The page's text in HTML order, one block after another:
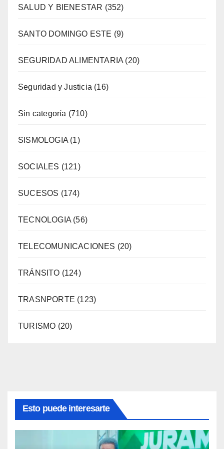
SALUD Y BIENESTAR (352)
SANTO DOMINGO ESTE (9)
SEGURIDAD ALIMENTARIA (20)
Seguridad y Justicia (16)
Sin categoría (710)
SISMOLOGIA (1)
SOCIALES (121)
SUCESOS (174)
TECNOLOGIA (56)
TELECOMUNICACIONES (20)
TRÁNSITO (124)
TRASNPORTE (123)
TURISMO (20)
Esto puede interesarte